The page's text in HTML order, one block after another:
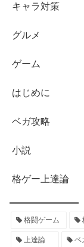
キャラ対策
グルメ
ゲーム
はじめに
ベガ攻略
小説
格ゲー上達論
格闘ゲーム
上達論 ベ